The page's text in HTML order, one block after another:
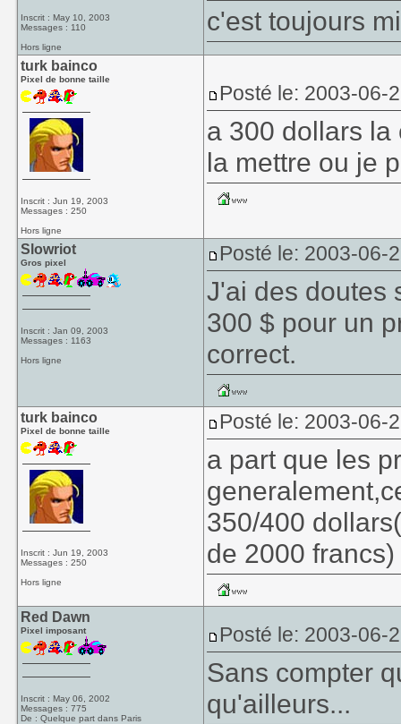
Inscrit : May 10, 2003
Messages : 110
Hors ligne
c'est toujours
turk bainco
Pixel de bonne taille
Inscrit : Jun 19, 2003
Messages : 250
Hors ligne
Posté le: 2003-06-
a 300 dollars
la mettre ou je
Slowriot
Gros pixel
Inscrit : Jan 09, 2003
Messages : 1163
Hors ligne
Posté le: 2003-06-
J'ai des doutes
300 $ pour un
correct.
turk bainco
Pixel de bonne taille
Inscrit : Jun 19, 2003
Messages : 250
Hors ligne
Posté le: 2003-06-
a part que les
350/400
de 2000 francs)
Red Dawn
Pixel imposant
Inscrit : May 06, 2002
Messages : 775
De : Quelque part dans Paris
Posté le: 2003-06-
Sans compter
qu'ailleurs...